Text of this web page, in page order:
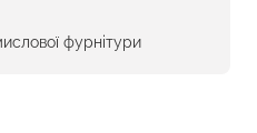
фурнітури